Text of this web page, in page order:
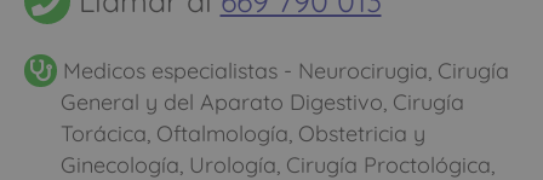
Medicos especialistas - Neurocirugia, Cirugía
General y del Aparato Digestivo, Cirugía
Torácica, Oftalmología, Obstetricia y
Ginecología, Urología, Cirugía Proctológica,